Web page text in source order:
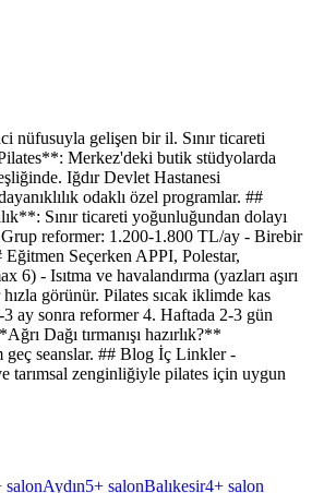
nüfusuyla gelişen bir il. Sınır ticareti
Pilates**: Merkez'deki butik stüdyolarda
Iğdır Devlet Hastanesi
odaklı özel programlar. ##
Sınır ticareti yoğunluğundan dolayı
reformer: 1.200-1.800 TL/ay - Birebir
Seçerken APPI, Polestar,
- Isıtma ve havalandırma (yazları aşırı
görünür. Pilates sıcak iklimde kas
3 ay sonra reformer 4. Haftada 2-3 gün
Dağı tırmanışı hazırlık?**
geç seanslar. ## Blog İç Linkler -
tarımsal zenginliğiyle pilates için uygun
salonAydın5+ salonBalıkesir4+ salon